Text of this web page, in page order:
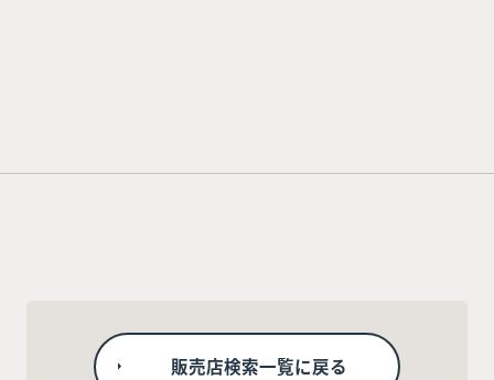
販売店検索一覧に戻る